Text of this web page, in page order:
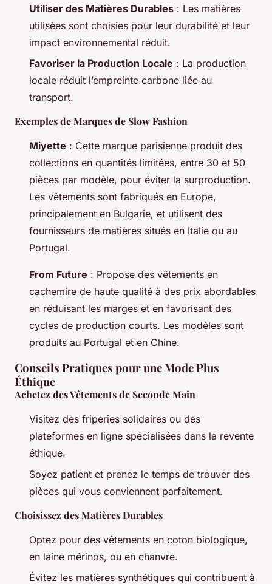
Utiliser des Matières Durables : Les matières
utilisées sont choisies pour leur durabilité et leur
impact environnemental réduit.
Favoriser la Production Locale : La production
locale réduit l’empreinte carbone liée au
transport.
Exemples de Marques de Slow Fashion
Miyette : Cette marque parisienne produit des
collections en quantités limitées, entre 30 et 50
pièces par modèle, pour éviter la surproduction.
Les vêtements sont fabriqués en Europe,
principalement en Bulgarie, et utilisent des
fournisseurs de matières situés en Italie ou au
Portugal.
From Future : Propose des vêtements en
cachemire de haute qualité à des prix abordables
en réduisant les marges et en favorisant des
cycles de production courts. Les modèles sont
produits au Portugal et en Chine.
Conseils Pratiques pour une Mode Plus
Éthique
Achetez des Vêtements de Seconde Main
Visitez des friperies solidaires ou des
plateformes en ligne spécialisées dans la revente
éthique.
Soyez patient et prenez le temps de trouver des
pièces qui vous conviennent parfaitement.
Choisissez des Matières Durables
Optez pour des vêtements en coton biologique,
en laine mérinos, ou en chanvre.
Évitez les matières synthétiques qui contribuent à